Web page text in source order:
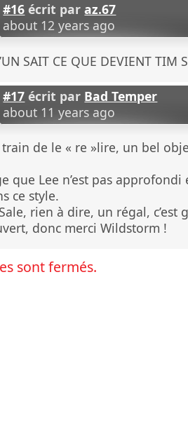
#16 écrit paraz.67
about 12 years ago
SAIT CE QUE DEVIENT TIM
#17 écrit par Bad Temper
about 11 years ago
train de le « re »lire, un bel
que Lee n’est pas approfondi
ce style.
rien à dire, un régal, c’est
donc merci Wildstorm !
sont fermés.